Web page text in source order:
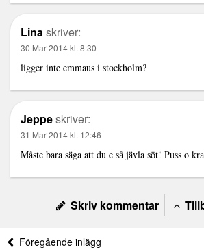
Lina skriver:
30 Mar 2014 kl. 8:30
ligger inte emmaus i stockholm?
Jeppeskriver:
31 Mar 2014 kl. 12:46
Måste bara säga att du e så jävla söt! Puss o
Skriv kommentar
Föregående inlägg